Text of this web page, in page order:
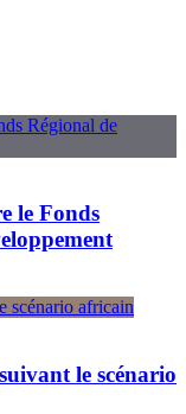
le Fonds
le scénario